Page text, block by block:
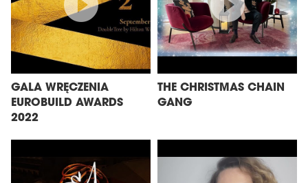
GALA WRĘCZENIA
EUROBUILD AWARDS
2022
THE CHRISTMAS CHAIN
GANG